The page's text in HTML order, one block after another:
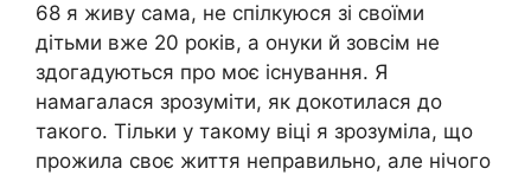
68 я живу сама, не спілкуюся зі своїми
дітьми вже 20 років, а онуки й зовсім не
здогадуються про моє існування. Я
намагалася зрозуміти, як докотилася до
такого. Тільки у такому віці я зрозуміла, що
прожила своє життя неправильно, але нічого